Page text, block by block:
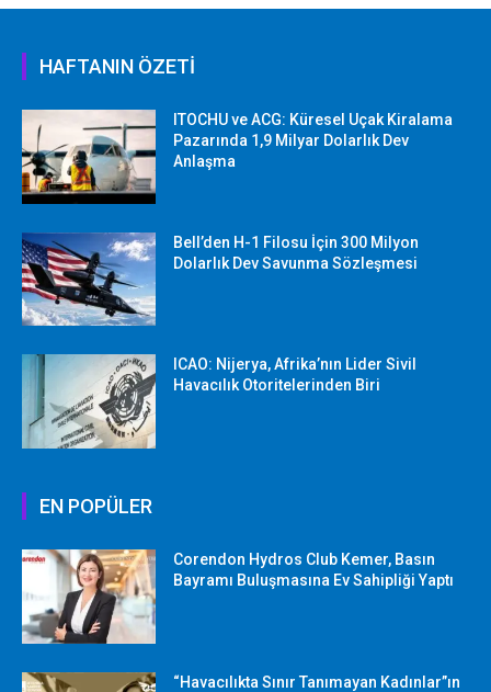
HAFTANIN ÖZETİ
ITOCHU ve ACG: Küresel Uçak Kiralama
Pazarında 1,9 Milyar Dolarlık Dev
Anlaşma
Bell’den H-1 Filosu İçin 300 Milyon
Dolarlık Dev Savunma Sözleşmesi
ICAO: Nijerya, Afrika’nın Lider Sivil
Havacılık Otoritelerinden Biri
EN POPÜLER
Corendon Hydros Club Kemer, Basın
Bayramı Buluşmasına Ev Sahipliği Yaptı
“Havacılıkta Sınır Tanımayan Kadınlar”ın